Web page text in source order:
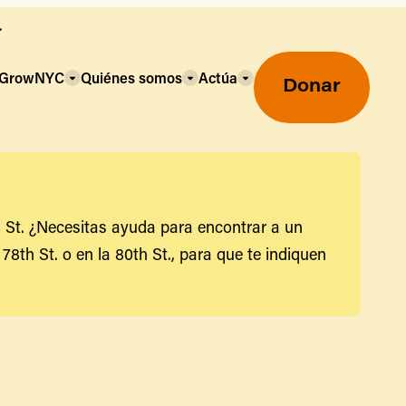
Quiénes somos Actúa Donar
¿Necesitas ayuda para encontrar a un
St. o en la 80th St., para que te indiquen